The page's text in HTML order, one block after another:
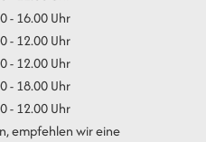
- 16.00 Uhr
- 12.00 Uhr
- 12.00 Uhr
- 18.00 Uhr
- 12.00 Uhr
empfehlen wir eine